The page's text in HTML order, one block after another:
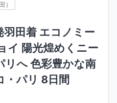
）
羽田着 エコノミー
イ 陽光煌めくニー
リへ 色彩豊かな南
・パリ 8日間